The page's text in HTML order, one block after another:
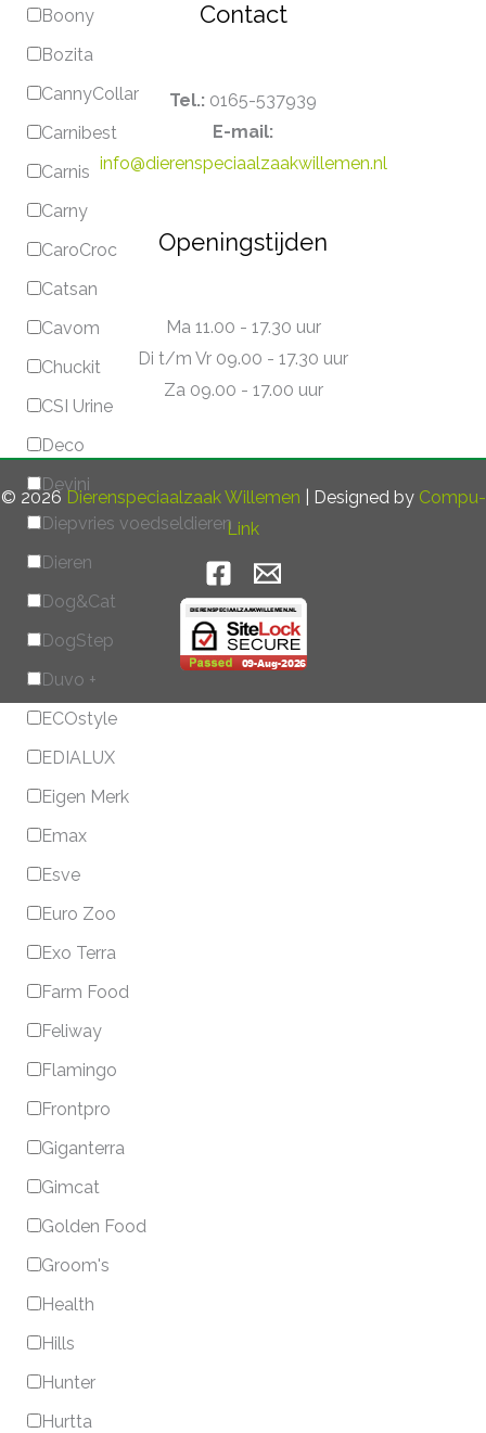
Boony
Bozita
CannyCollar
Carnibest
Carnis
Carny
CaroCroc
Catsan
Cavom
Chuckit
CSI Urine
Deco
Devini
Diepvries voedseldieren
Dieren
Dog&Cat
DogStep
Duvo +
ECOstyle
EDIALUX
Eigen Merk
Emax
Esve
Euro Zoo
Exo Terra
Farm Food
Feliway
Flamingo
Frontpro
Giganterra
Gimcat
Golden Food
Groom's
Health
Hills
Hunter
Hurtta
Contact
Tel.: 0165-537939
E-mail:
info@dierenspeciaalzaakwillemen.nl
Openingstijden
Ma 11.00 - 17.30 uur
Di t/m Vr 09.00 - 17.30 uur
Za 09.00 - 17.00 uur
© 2026 Dierenspeciaalzaak Willemen | Designed by Compu-
Link